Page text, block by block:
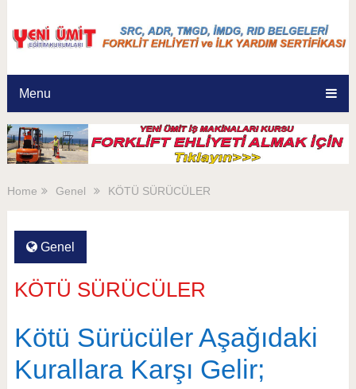
Menu
Home Genel KÖTÜ SÜRÜCÜLER
Genel
KÖTÜ SÜRÜCÜLER
Kötü Sürücüler Aşağıdaki
Kurallara Karşı Gelir;